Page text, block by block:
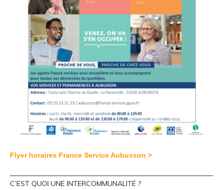
Flyer horaires France Service Aubusson >
C’EST QUOI UNE INTERCOMMUNALITÉ ?